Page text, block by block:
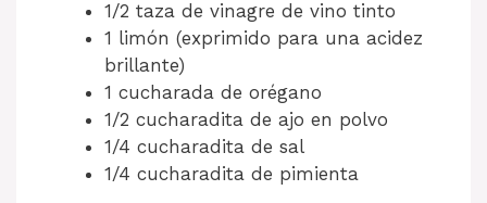
1/2 taza de vinagre de vino tinto
1 limón (exprimido para una acidez
brillante)
1 cucharada de orégano
1/2 cucharadita de ajo en polvo
1/4 cucharadita de sal
1/4 cucharadita de pimienta